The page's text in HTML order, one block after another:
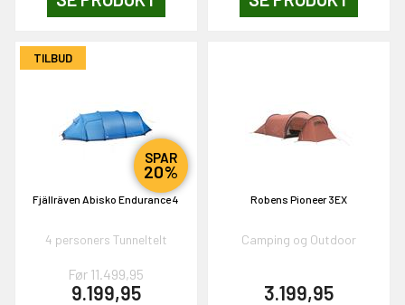
TILBUD
SPAR
20%
Fjällräven Abisko Endurance 4
4 personers Tunneltelt
Før 11.499,95
9.199,95
Robens Pioneer 3EX
Camping og Outdoor
3.199,95
DELTAG!
NEJ TAK!